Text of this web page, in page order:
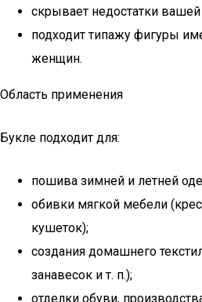
скрывает недостатки
подходит типажу фигуры
женщин.
Область применения
Букле подходит для:
пошива зимней и летней
обивки мягкой мебели
кушеток);
создания домашнего
занавесок и т. п.);
отделки обуви,